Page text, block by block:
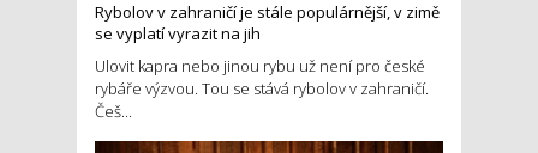
Rybolov v zahraničí je stále populárnější, v zimě
se vyplatí vyrazit na jih
Ulovit kapra nebo jinou rybu už není pro české
rybáře výzvou. Tou se stává rybolov v zahraničí.
Češ...